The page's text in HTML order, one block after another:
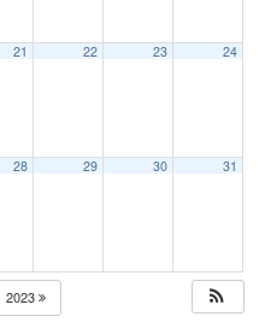
21 22 23 24
28 29 30 31
2023